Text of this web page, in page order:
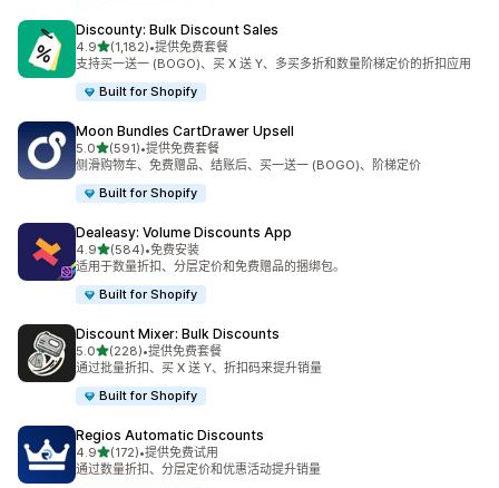
Discounty: Bulk Discount Sales
4.9星（满分 5 星）
(1,182)
总共 1182 条评论
•提供免费套餐
支持买一送一 (BOGO)、买 X 送 Y、多买多折和数量阶梯定价的折扣应用
Built for Shopify
Moon Bundles CartDrawer Upsell
5.0星（满分 5 星）
(591)
总共 591 条评论
•提供免费套餐
侧滑购物车、免费赠品、结账后、买一送一 (BOGO)、阶梯定价
Built for Shopify
Dealeasy: Volume Discounts App
4.9星（满分 5 星）
(584)
总共 584 条评论
•免费安装
适用于数量折扣、分层定价和免费赠品的捆绑包。
Built for Shopify
Discount Mixer: Bulk Discounts
5.0星（满分 5 星）
(228)
总共 228 条评论
•提供免费套餐
通过批量折扣、买 X 送 Y、折扣码来提升销量
Built for Shopify
Regios Automatic Discounts
4.9星（满分 5 星）
(172)
总共 172 条评论
•提供免费试用
通过数量折扣、分层定价和优惠活动提升销量